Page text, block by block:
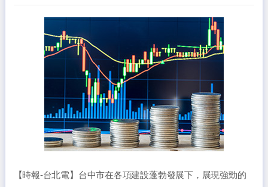
【時報-台北電】台中市在各項建設蓬勃發展下，展現強勁的